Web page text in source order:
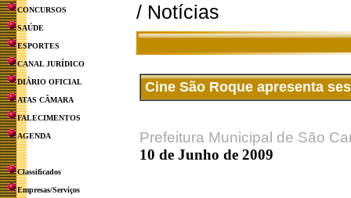
CONCURSOS
SAÚDE
ESPORTES
CANAL JURÍDICO
DIÁRIO OFICIAL
ATAS CÂMARA
FALECIMENTOS
AGENDA
Classificados
Empresas/Serviços
/ Notícias
Cine São Roque apresenta
Prefeitura Municipal de São
10 de Junho de 2009